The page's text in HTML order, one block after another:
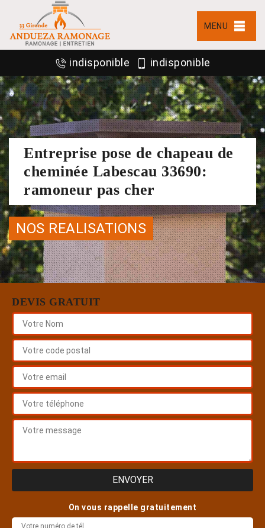
MENU
indisponible indisponible
Entreprise pose de chapeau de
cheminée Labescau 33690:
ramoneur pas cher
NOS REALISATIONS
DEVIS GRATUIT
On vous rappelle gratuitement